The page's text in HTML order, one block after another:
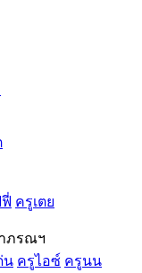
ครูเตย
ภรณฯ
น ครูไอซ์ ครูนน